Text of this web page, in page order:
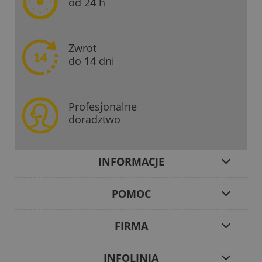
Zwrot
do 14 dni
Profesjonalne
doradztwo
INFORMACJE
POMOC
FIRMA
INFOLINIA